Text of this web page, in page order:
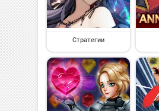
Стратегии